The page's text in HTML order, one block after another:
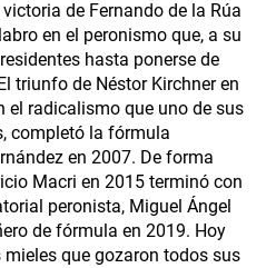
de Fernando de la Rúa
en el peronismo que, a su
hasta ponerse de
triunfo de Néstor Kirchner en
el radicalismo que uno de sus
completó la fórmula
en 2007. De forma
Macri en 2015 terminó con
peronista, Miguel Ángel
de fórmula en 2019. Hoy
que gozaron todos sus